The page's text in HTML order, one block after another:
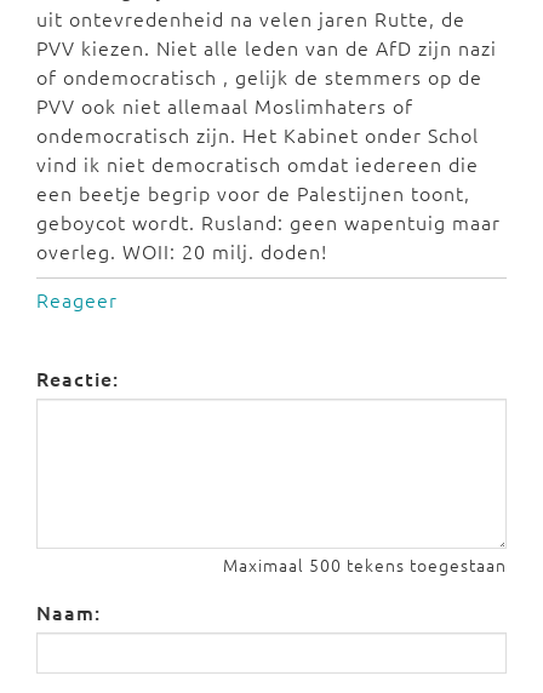
uit ontevredenheid na velen jaren Rutte, de
PVV kiezen. Niet alle leden van de AfD zijn nazi
of ondemocratisch , gelijk de stemmers op de
PVV ook niet allemaal Moslimhaters of
ondemocratisch zijn. Het Kabinet onder Schol
vind ik niet democratisch omdat iedereen die
een beetje begrip voor de Palestijnen toont,
geboycot wordt. Rusland: geen wapentuig maar
overleg. WOII: 20 milj. doden!
Reageer
Reactie:
Maximaal 500 tekens toegestaan
Naam: